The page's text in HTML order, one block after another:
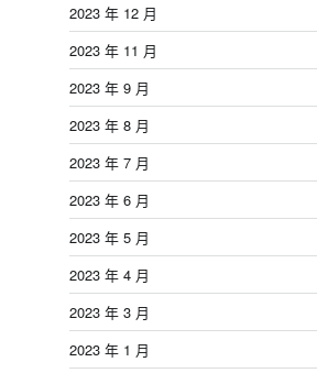
2023 年 12 月
2023 年 11 月
2023 年 9 月
2023 年 8 月
2023 年 7 月
2023 年 6 月
2023 年 5 月
2023 年 4 月
2023 年 3 月
2023 年 1 月